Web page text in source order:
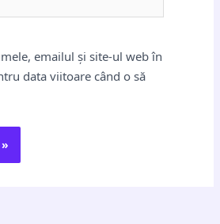
emailul și site-ul web în
data viitoare când o să